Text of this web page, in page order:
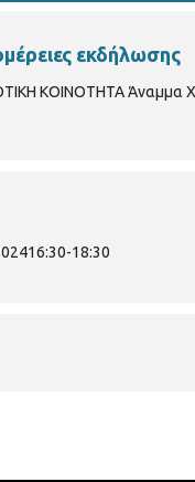
εκδήλωσης
ΚΟΙΝΟΤΗΤΑ Άναμμα
16:30-18:30